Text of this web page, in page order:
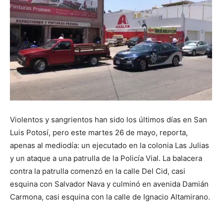
Violentos y sangrientos han sido los últimos días en San
Luis Potosí, pero este martes 26 de mayo, reporta,
apenas al mediodía: un ejecutado en la colonia Las Julias
y un ataque a una patrulla de la Policía Vial. La balacera
contra la patrulla comenzó en la calle Del Cid, casi
esquina con Salvador Nava y culminó en avenida Damián
Carmona, casi esquina con la calle de Ignacio Altamirano.